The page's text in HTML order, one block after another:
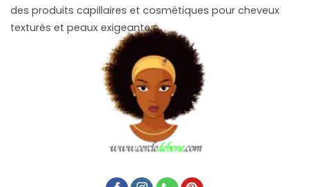
des produits capillaires et cosmétiques pour cheveux
texturés et peaux exigeantes.